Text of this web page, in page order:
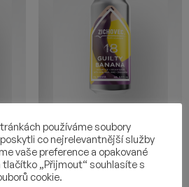
GUILTY BANANA 18
5,16€
používáme soubory
co nejrelevantnější služby
vaše preference a opakované
tlačítko „Přijmout“ souhlasíte s
cookie.